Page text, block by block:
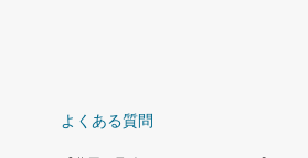
よくある質問